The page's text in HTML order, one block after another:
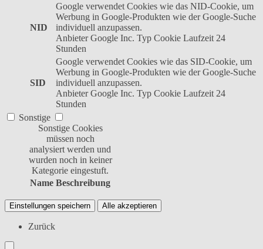
NID
Google verwendet Cookies wie das NID-Cookie, um
Werbung in Google-Produkten wie der Google-Suche
individuell anzupassen.
Anbieter Google Inc. Typ Cookie Laufzeit 24
Stunden
SID
Google verwendet Cookies wie das SID-Cookie, um
Werbung in Google-Produkten wie der Google-Suche
individuell anzupassen.
Anbieter Google Inc. Typ Cookie Laufzeit 24
Stunden
Sonstige
Sonstige Cookies
müssen noch
analysiert werden und
wurden noch in keiner
Kategorie eingestuft.
Name Beschreibung
Einstellungen speichern Alle akzeptieren
Zurück